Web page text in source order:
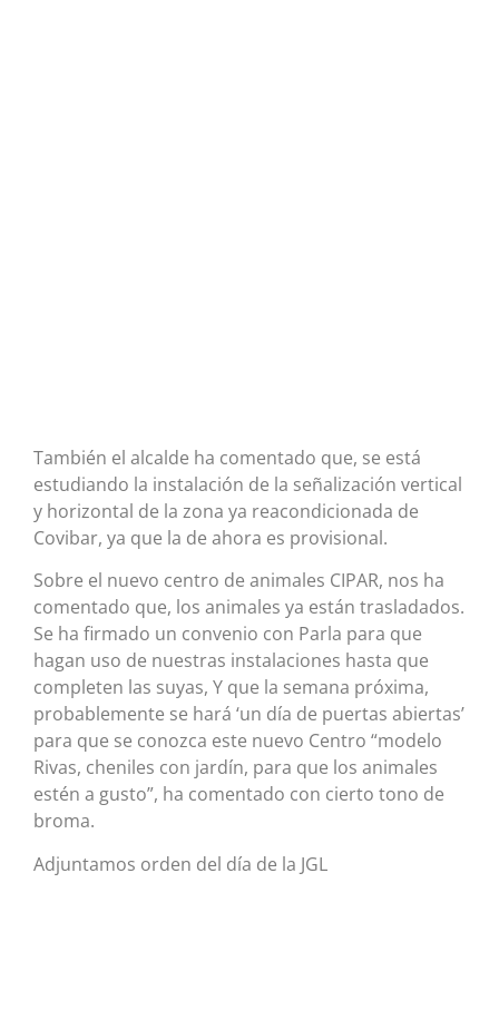
También el alcalde ha comentado que, se está
estudiando la instalación de la señalización vertical
y horizontal de la zona ya reacondicionada de
Covibar, ya que la de ahora es provisional.
Sobre el nuevo centro de animales CIPAR, nos ha
comentado que, los animales ya están trasladados.
Se ha firmado un convenio con Parla para que
hagan uso de nuestras instalaciones hasta que
completen las suyas, Y que la semana próxima,
probablemente se hará ‘un día de puertas abiertas’
para que se conozca este nuevo Centro “modelo
Rivas, cheniles con jardín, para que los animales
estén a gusto”, ha comentado con cierto tono de
broma.
Adjuntamos orden del día de la JGL